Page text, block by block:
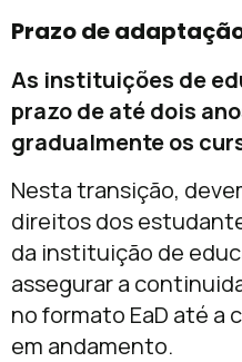
Prazo de
As instituições de
prazo de até dois
gradualmente os
Nesta transição,
direitos dos
da instituição de
assegurar a
no formato EaD até a
em andamento.